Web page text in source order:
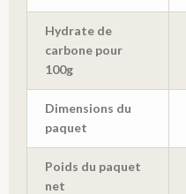
Hydrate de
carbone pour
100g
Dimensions du
paquet
Poids du paquet
net